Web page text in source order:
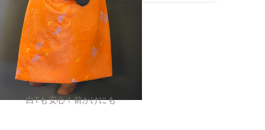
白Tも安心！前かけにも